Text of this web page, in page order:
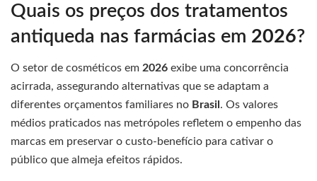
Quais os preços dos tratamentos
antiqueda nas farmácias em 2026?
O setor de cosméticos em 2026 exibe uma concorrência
acirrada, assegurando alternativas que se adaptam a
diferentes orçamentos familiares no Brasil . Os valores
médios praticados nas metrópoles refletem o empenho das
marcas em preservar o custo-benefício para cativar o
público que almeja efeitos rápidos.